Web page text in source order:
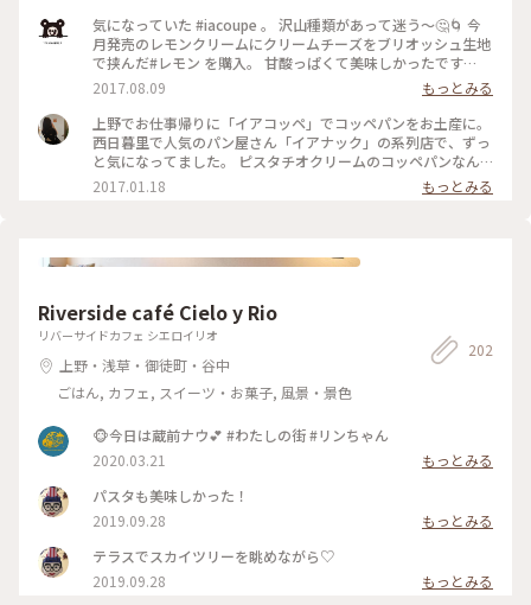
気になっていた #iacoupe 。 沢山種類があって迷う～🤔🌀 今
月発売のレモンクリームにクリームチーズをブリオッシュ生地
で挟んだ#レモン を購入。 甘酸っぱくて美味しかったです
(๑'ڡ'๑)୨ #上野 #イアコッペ #コッペパン
2017.08.09
もっとみる
上野でお仕事帰りに「イアコッペ」でコッペパンをお土産に。
西日暮里で人気のパン屋さん「イアナック」の系列店で、ずっ
と気になってました。 ピスタチオクリームのコッペパンなん
て、あんまりお目にかかれないので即買いです。 ステーキとか
フルーツとか、種類がたくさん。 お花見の季節に公園で食べ
2017.01.18 もっとみる
Riverside café Cielo y Rio
リバーサイドカフェ シエロイリオ
上野・浅草・御徒町・谷中
ごはん, カフェ, スイーツ・お菓子, 風景・景色
202
🐵今日は蔵前ナウ💕 #わたしの街 #リンちゃん
2020.03.21
もっとみる
パスタも美味しかった！
2019.09.28
もっとみる
テラスでスカイツリーを眺めながら♡
2019.09.28
もっとみる